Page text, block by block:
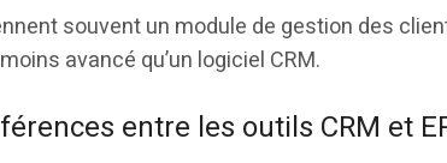
souvent un module de gestion des
avancé qu’un logiciel CRM.
entre les outils CRM et